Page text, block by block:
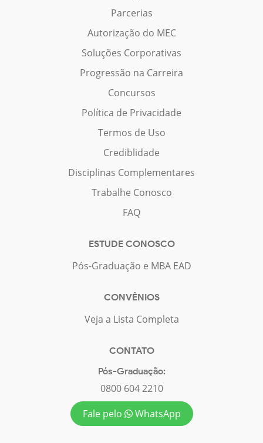
Parcerias
Autorização do MEC
Soluções Corporativas
Progressão na Carreira
Concursos
Política de Privacidade
Termos de Uso
Crediblidade
Disciplinas Complementares
Trabalhe Conosco
FAQ
ESTUDE CONOSCO
Pós-Graduação e MBA EAD
CONVÊNIOS
Veja a Lista Completa
CONTATO
Pós-Graduação:
0800 604 2210
Fale pelo
WhatsApp